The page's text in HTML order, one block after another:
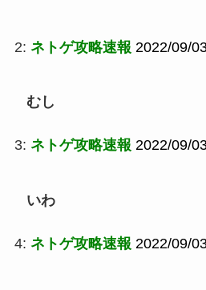
2: ネトゲ攻略速報 2022/09/
むし
3: ネトゲ攻略速報 2022/09/
いわ
4: ネトゲ攻略速報 2022/09/